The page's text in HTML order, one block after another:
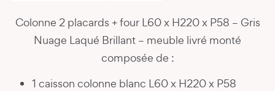
Colonne 2 placards + four L60 x H220 x P58 – Gris
Nuage Laqué Brillant – meuble livré monté
composée de :
1 caisson colonne blanc L60 x H220 x P58